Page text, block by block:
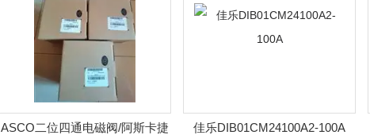
ASCO二位四通电磁阀/阿斯卡捷 佳乐DIB01CM24100A2-100A